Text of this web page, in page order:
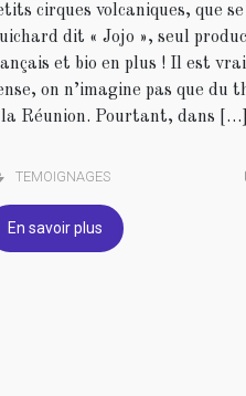
cirques volcaniques, que
dit « Jojo », seul
et bio en plus ! Il est vrai
on n’imagine pas que du
Réunion. Pourtant, dans […]
TEMOIGNAGES
En savoir plus